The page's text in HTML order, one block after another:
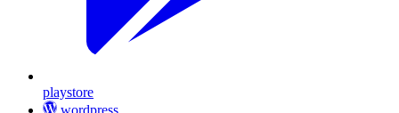
playstore
wordpress